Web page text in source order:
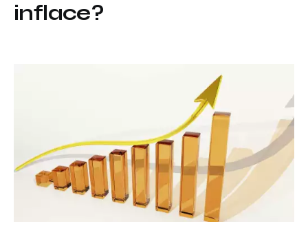
inflace?